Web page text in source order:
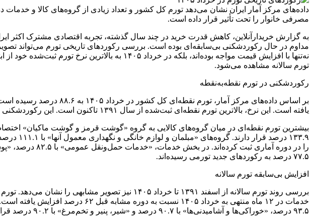
مصرفی خانوار را تحت تأثیر قرار داده است.
به گزارش خریدارآنلاین، کاهش قدرت خرید در چند سال گذشته، تجربه اقتصادی مشترک اکثر
مداوم در حال رکوردشکنی بی‌سابقه‌ای بوده است. بررسی رکوردهای تاریخی تورم می‌تواند
تورم سالانه مشاهده می‌شود.
رکوردشکنی در تورم نقطه‌به‌نقطه
یافته است. این نرخ، بالاترین تورم نقطه‌ای ثبت‌شده از سال ۱۳۹۱ تاکنون است. این رکوردشکنی بی‌سابقه طی ۱۵ سال در سایر گروه‌های کالا و خدمات نیز مشاهده می‌شود.
۷۷.۵ درصد به رکوردهای جدید تورمی رسیده‌اند.
افزایش بی‌سابقه تورم سالانه
۹۳.۵ درصد، «خوراکی‌ها و آشامیدنی‌ها» با ۹۰.۷ درصد و «شیر، پنیر و تخم‌مرغ» با ۹۰.۲ درصد قرار دارند.